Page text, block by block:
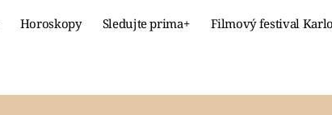
Horoskopy Sledujte prima+ Filmový festival